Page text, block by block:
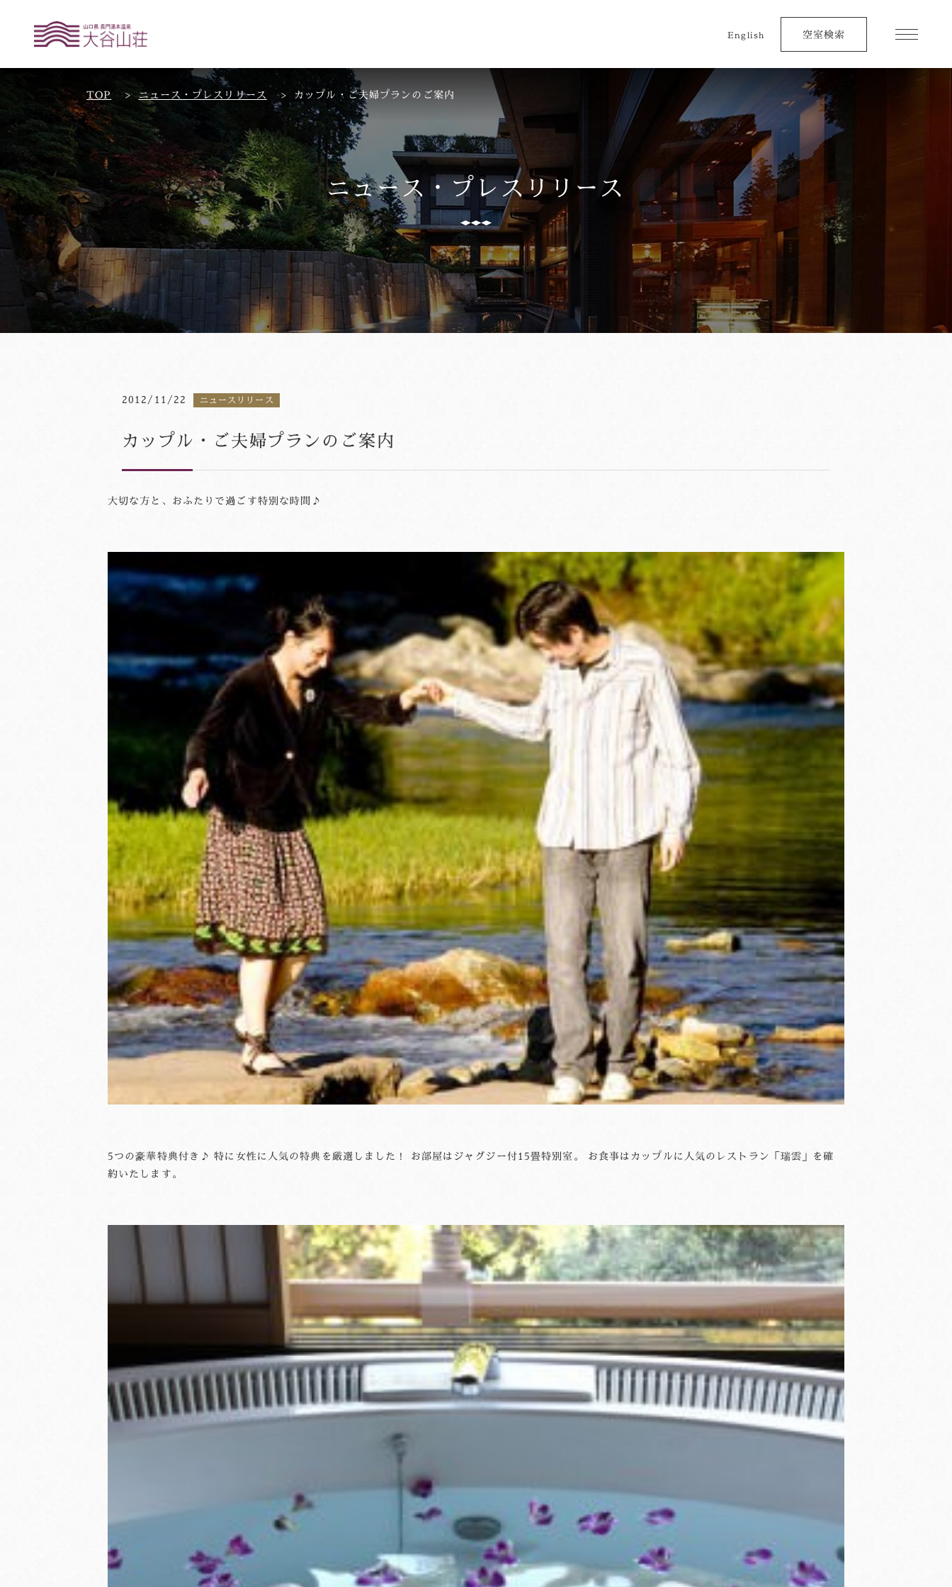
English 空室検索
TOP ニュース・プレスリリース カップル・ご夫婦プランのご案内
ニュース・プレスリリース
2012/11/22 ニュースリリース
カップル・ご夫婦プランのご案内
大切な方と、おふたりで過ごす特別な時間♪
5つの豪華特典付き♪ 特に女性に人気の特典を厳選しました！ お部屋はジャグジー付15畳特別室。 お食事はカップルに人気のレストラン「瑞雲」を確
約いたします。